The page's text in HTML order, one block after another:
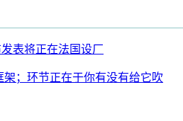
表将正在法国设厂
架；环节正在于你有没有给它吹